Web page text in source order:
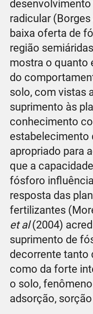
radicular (Borges
baixa oferta de
região
mostra o quanto
do
solo, com vistas
suprimento às
conhecimento
estabelecimento
apropriado para
que a
fósforo
resposta das
fertilizantes
et al(2004)
suprimento de
decorrente tanto
como da forte
o solo,
adsorção,